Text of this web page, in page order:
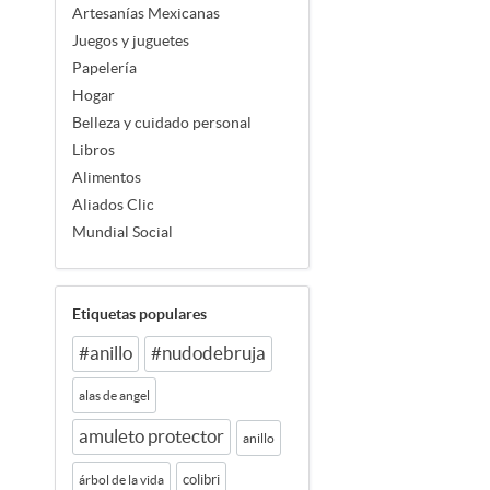
Artesanías Mexicanas
Juegos y juguetes
Papelería
Hogar
Belleza y cuidado personal
Libros
Alimentos
Aliados Clic
Mundial Social
Etiquetas populares
#anillo #nudodebruja
alas de angel
amuleto protector anillo
árbol de la vida colibri